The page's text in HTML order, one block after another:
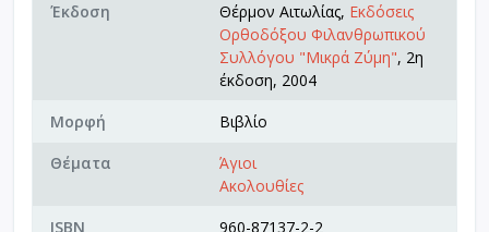
Έκδοση Θέρμον Αιτωλίας, Εκδόσεις
Ορθοδόξου Φιλανθρωπικού
Συλλόγου "Μικρά Ζύμη", 2η
έκδοση, 2004
Μορφή
Βιβλίο
Θέματα
Άγιοι
Ακολουθίες
ISBN
960-87137-2-2